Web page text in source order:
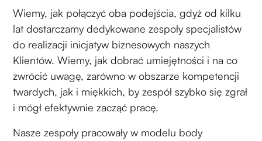
Wiemy, jak połączyć oba podejścia, gdyż od kilku
lat dostarczamy dedykowane zespoły specjalistów
do realizacji inicjatyw biznesowych naszych
Klientów. Wiemy, jak dobrać umiejętności i na co
zwrócić uwagę, zarówno w obszarze kompetencji
twardych, jak i miękkich, by zespół szybko się zgrał
i mógł efektywnie zacząć pracę.
Nasze zespoły pracowały w modelu body